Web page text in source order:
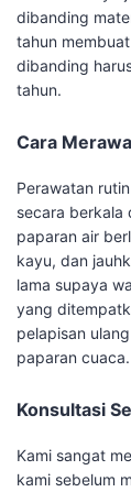
dibanding
tahun
dibanding
tahun.
Cara
Perawatan
secara berkala
paparan air
kayu, dan
lama supaya
yang
pelapisan
paparan cuaca.
Konsultasi
Kami sangat
kami sebelum